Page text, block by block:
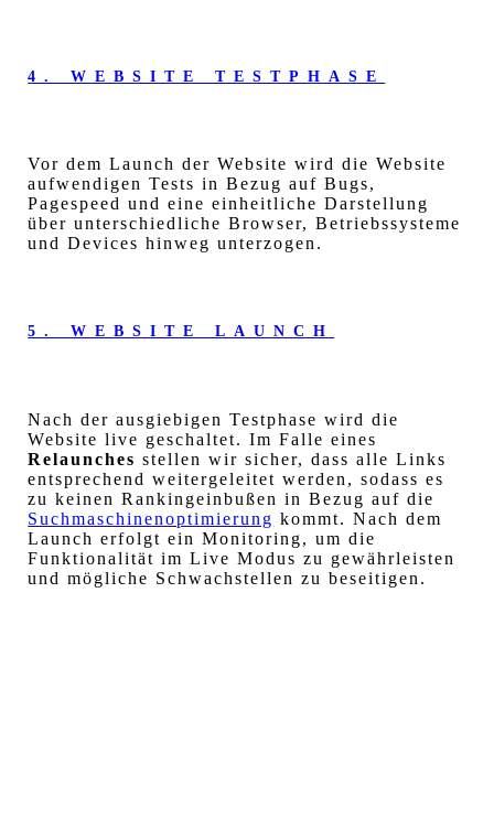
4. WEBSITE TESTPHASE
Vor dem Launch der Website wird die Website
aufwendigen Tests in Bezug auf Bugs,
Pagespeed und eine einheitliche Darstellung
über unterschiedliche Browser, Betriebssysteme
und Devices hinweg unterzogen.
5. WEBSITE LAUNCH
Nach der ausgiebigen Testphase wird die
Website live geschaltet. Im Falle eines
Relaunches stellen wir sicher, dass alle Links
entsprechend weitergeleitet werden, sodass es
zu keinen Rankingeinbußen in Bezug auf die
Suchmaschinenoptimierung kommt. Nach dem
Launch erfolgt ein Monitoring, um die
Funktionalität im Live Modus zu gewährleisten
und mögliche Schwachstellen zu beseitigen.